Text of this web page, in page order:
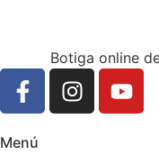
Botiga online
Menú